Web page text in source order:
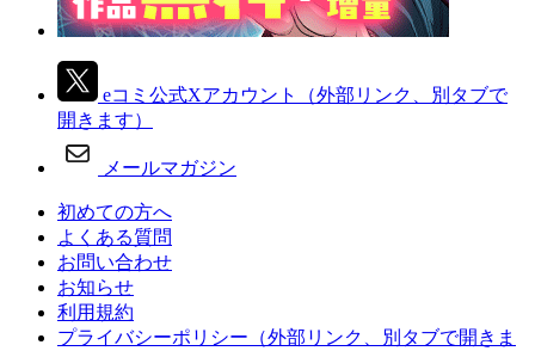
eコミ公式Xアカウント
（外部リンク、別タブで
開きます）
メールマガジン
初めての方へ
よくある質問
お問い合わせ
お知らせ
利用規約
プライバシーポリシー （外部リンク、別タブで開きま